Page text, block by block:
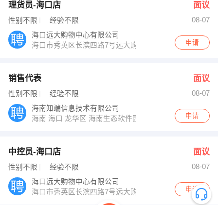
理货员-海口店 面议
性别不限 经验不限
08-07
海口远大购物中心有限公司
海口市秀英区长滨四路7号远大购物中心
申请
销售代表 面议
性别不限 经验不限
08-07
海南知端信息技术有限公司
海南 海口 龙华区 海南生态软件园B05栋
申请
中控员-海口店 面议
性别不限 经验不限
08-07
海口远大购物中心有限公司
海口市秀英区长滨四路7号远大购物中心
申请